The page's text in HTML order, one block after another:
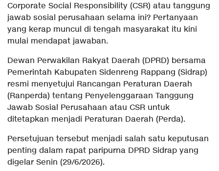
Corporate Social Responsibility (CSR) atau tanggung
jawab sosial perusahaan selama ini? Pertanyaan
yang kerap muncul di tengah masyarakat itu kini
mulai mendapat jawaban.
Dewan Perwakilan Rakyat Daerah (DPRD) bersama
Pemerintah Kabupaten Sidenreng Rappang (Sidrap)
resmi menyetujui Rancangan Peraturan Daerah
(Ranperda) tentang Penyelenggaraan Tanggung
Jawab Sosial Perusahaan atau CSR untuk
ditetapkan menjadi Peraturan Daerah (Perda).
Persetujuan tersebut menjadi salah satu keputusan
penting dalam rapat paripurna DPRD Sidrap yang
digelar Senin (29/6/2026).